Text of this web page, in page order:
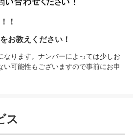
！
お教えください！
なります。ナンバーによっては少しお
い可能性もございますので事前にお申
ス